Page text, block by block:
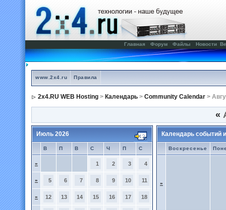
Главная Форум Файлы Новости
www.2x4.ru Правила
2x4.RU WEB Hosting > Календарь > Community Calendar >
«
Июль 2026
В П В С Ч П С
» 1 2 3 4
» 5 6 7 8 9 10 11
» 12 13 14 15 16 17 18
Календарь событий
Воскресенье
»